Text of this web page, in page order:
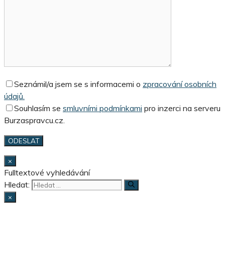
Seznámil/a jsem se s informacemi o zpracování osobních
údajů.
Souhlasím se smluvními podmínkami pro inzerci na serveru
Burzaspravcu.cz.
×
Fulltextové vyhledávání
Hledat:
×